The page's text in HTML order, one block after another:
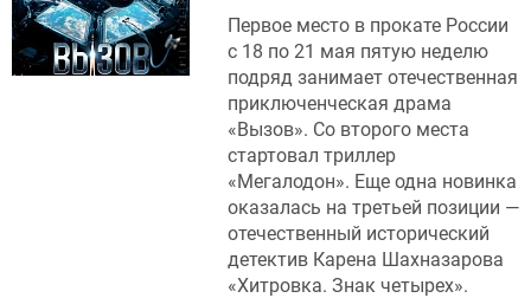
Первое место в прокате России
c 18 по 21 мая пятую неделю
подряд занимает отечественная
приключенческая драма
«Вызов». Со второго места
стартовал триллер
«Мегалодон». Еще одна новинка
оказалась на третьей позиции —
отечественный исторический
детектив Карена Шахназарова
«Хитровка. Знак четырех».